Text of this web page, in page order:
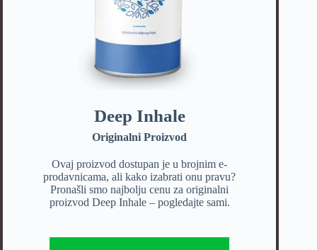
Deep Inhale
Originalni Proizvod
Ovaj proizvod dostupan je u brojnim e-
prodavnicama, ali kako izabrati onu pravu?
Pronašli smo najbolju cenu za originalni
proizvod Deep Inhale – pogledajte sami.